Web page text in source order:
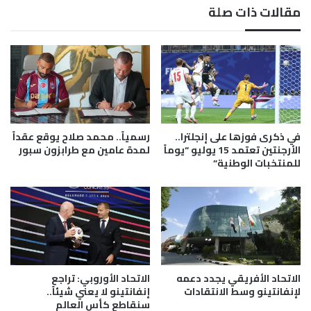
ه
ر
م
ز
ي
ع
ا
د
ل
ا
ل
ن
ب
ل
ة
ا
ل
ن
و
و
ن
ف
د
ر
ا
ل
ي
ة
"
.
ل
ق
ا
ء
س
ا
خ
ن
مقالات ذات صلة
في ذكرى فوزها على إنجلترا..
الأرجنتين تعتمد 15 يوليو “يوماً
للمنتخبات الوطنية”
رسمياً.. محمد صلاح يوقع عقداً
لمدة عامين مع طرابزون سبور
الاتحاد الأفريقي يجدد دعمه
لإنفانتينو وسط الانتقادات
الاتحاد الأوروبي: تراجع
إنفانتينو لا يعني شيئاً..
سنقاطع كأس العالم